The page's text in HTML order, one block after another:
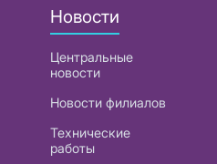
Новости
Центральные
новости
Новости филиалов
Технические
работы